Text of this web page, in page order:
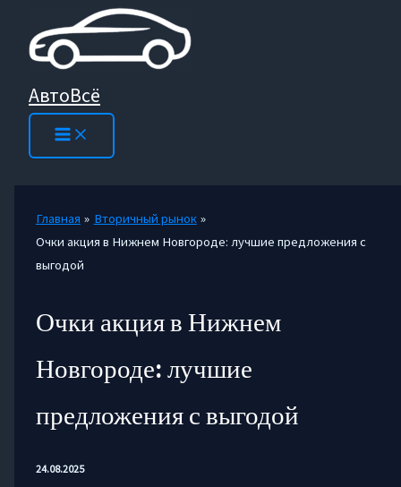
содержимому
АвтоВсё
Главная
Вторичный рынок
Очки акция в Нижнем Новгороде: лучшие предложения с
выгодой
Очки акция в Нижнем
Новгороде: лучшие
предложения с выгодой
24.08.2025